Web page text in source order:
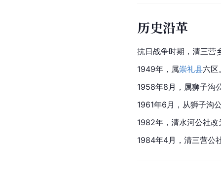
历史沿革
抗日战争时期，清三营
1949年，属崇礼县六区
1958年8月，属狮子沟
1961年6月，从狮子沟
1982年，清水河公社
1984年4月，清三营公